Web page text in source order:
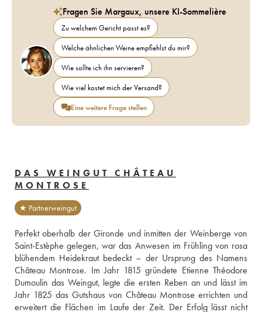
Fragen Sie Margaux, unsere KI-Sommelière
Zu welchem Gericht passt es?
Welche ähnlichen Weine empfiehlst du mir?
Wie sollte ich ihn servieren?
Wie viel kostet mich der Versand?
Eine weitere Frage stellen
DAS WEINGUT CHÂTEAU
MONTROSE
★ Partnerweingut
Perfekt oberhalb der Gironde und inmitten der Weinberge von
Saint-Estèphe gelegen, war das Anwesen im Frühling von rosa
blühendem Heidekraut bedeckt – der Ursprung des Namens
Château Montrose. Im Jahr 1815 gründete Etienne Théodore
Dumoulin das Weingut, legte die ersten Reben an und lässt im
Jahr 1825 das Gutshaus von Château Montrose errichten und
erweitert die Flächen im Laufe der Zeit. Der Erfolg lässt nicht